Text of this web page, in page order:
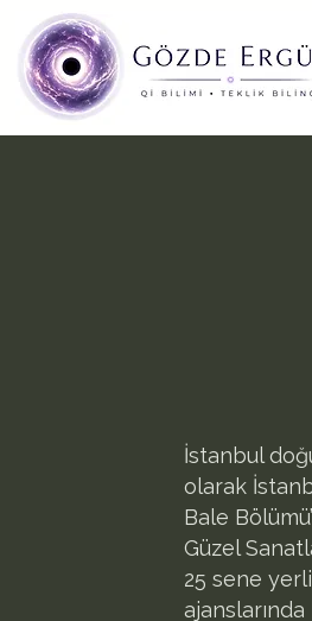
İstanbul
olarak
Bale
Güzel
25 sene